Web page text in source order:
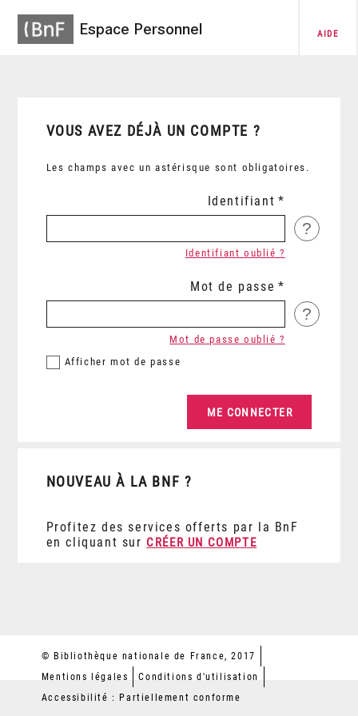
Espace Personnel AIDE
VOUS AVEZ DÉJÀ UN COMPTE ?
Les champs avec un astérisque sont obligatoires.
Identifiant
?
Identifiant oublié ?
Mot de passe
?
Afficher mot de passe
Mot de passe oublié ?
NOUVEAU À LA BNF ?
Profitez des services offerts par la BnF
en cliquant sur CRÉER UN COMPTE
© Bibliothèque nationale de France, 2017
Mentions légales
Conditions d'utilisation
Accessibilité : Partiellement conforme